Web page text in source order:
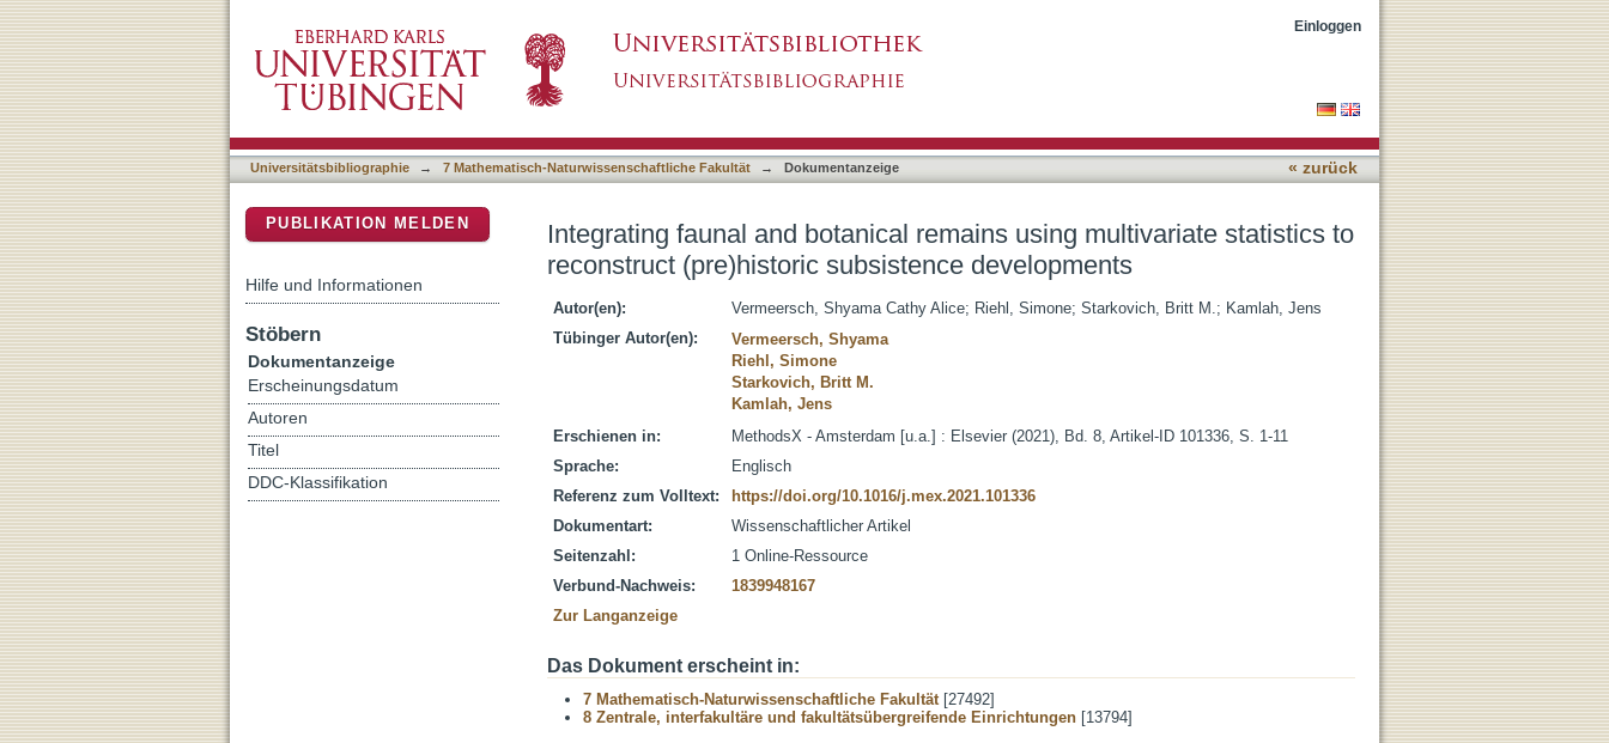
Integrating faunal and botanical remains using multivariate statistics to reconstruct (pre)historic
subsistence developments
Einloggen
Universitätsbibliographie → 7 Mathematisch-Naturwissenschaftliche Fakultät → Dokumentanzeige « zurück
Integrating faunal and botanical remains using multivariate statistics to
reconstruct (pre)historic subsistence developments
Autor(en): Vermeersch, Shyama Cathy Alice; Riehl, Simone; Starkovich, Britt M.; Kamlah, Jens
Tübinger Autor(en):
Vermeersch, Shyama
Riehl, Simone
Starkovich, Britt M.
Kamlah, Jens
Erschienen in:
MethodsX - Amsterdam [u.a.] : Elsevier (2021), Bd. 8, Artikel-ID 101336, S. 1-11
Sprache:
Englisch
Referenz zum Volltext:
https://doi.org/10.1016/j.mex.2021.101336
Dokumentart:
Wissenschaftlicher Artikel
Seitenzahl:
1 Online-Ressource
Verbund-Nachweis:
1839948167
Zur Langanzeige
Das Dokument erscheint in:
7 Mathematisch-Naturwissenschaftliche Fakultät[27492]
8 Zentrale, interfakultäre und fakultätsübergreifende Einrichtungen [13794]
PUBLIKATION MELDEN
Hilfe und Informationen
Stöbern
Dokumentanzeige
Erscheinungsdatum
Autoren
Titel
DDC-Klassifikation